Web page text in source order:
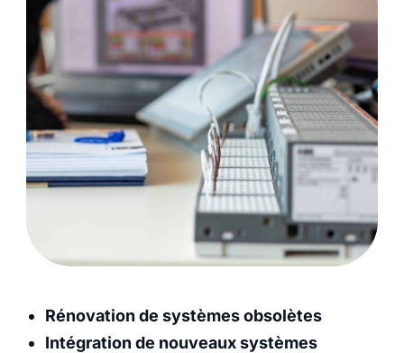
Rénovation de systèmes obsolètes
Intégration de nouveaux systèmes